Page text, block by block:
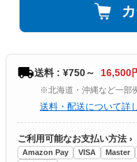
送料 : ¥750～ 16,500
※北海道・沖縄など一部
送料・配送について詳
ご利用可能なお支払い方法 ›
Amazon Pay VISA Master